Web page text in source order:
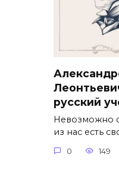
русский
Невозможно
из нас есть
0 149